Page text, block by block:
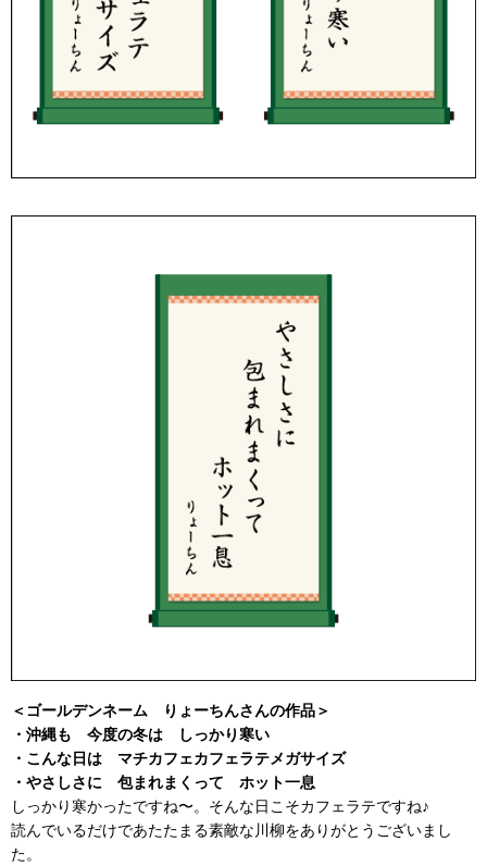
＜ゴールデンネーム りょーちんさんの作品＞
・沖縄も 今度の冬は しっかり寒い
・こんな日は マチカフェカフェラテメガサイズ
・やさしさに 包まれまくって ホット一息
しっかり寒かったですね〜。そんな日こそカフェラテですね♪
読んでいるだけであたたまる素敵な川柳をありがとうございまし
た。